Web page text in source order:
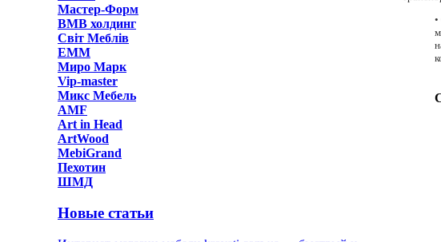
Мастер-Форм
ВМВ холдинг
Світ Меблів
ЕММ
Миро Марк
Vip-master
Микс Мебель
AMF
Art in Head
ArtWood
MebiGrand
Пехотин
ШМД
Новые статьи
•